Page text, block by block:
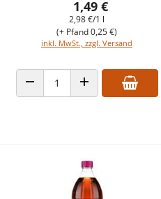
1,49 €
2,98 €/1 l
inkl. MwSt., zzgl. Versand
(+ Pfand 0,25 €)
ANZAHL VERRINGERNANZAHL ERHÖHEN